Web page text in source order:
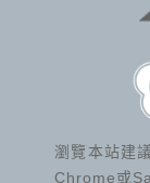
瀏覽本站建
Chrome或